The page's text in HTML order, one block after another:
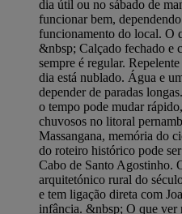
dia útil ou no sábado de
funcionar bem,
funcionamento do local. O
&nbsp; Calçado fechado e
sempre é regular.
dia está nublado. Água e
depender de paradas
o tempo pode mudar
chuvosos no litoral
Massangana, memória do
do roteiro histórico pode
Cabo de Santo Agostinho.
arquitetónico rural do
e tem ligação direta com
infância. &nbsp; O que ver